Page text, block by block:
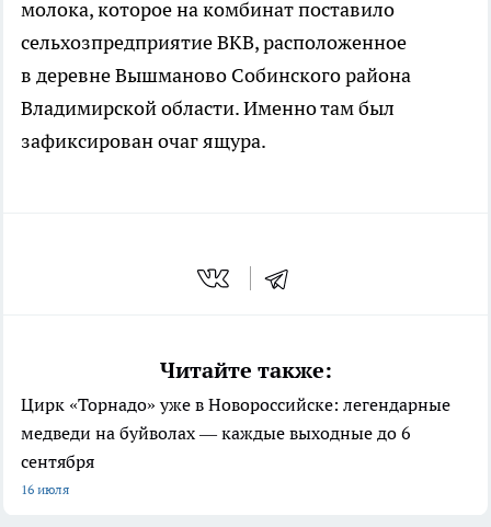
молока, которое на комбинат поставило
сельхозпредприятие ВКВ, расположенное
в деревне Вышманово Собинского района
Владимирской области. Именно там был
зафиксирован очаг ящура.
Читайте также:
Цирк «Торнадо» уже в Новороссийске: легендарные
медведи на буйволах — каждые выходные до 6
сентября
16 июля